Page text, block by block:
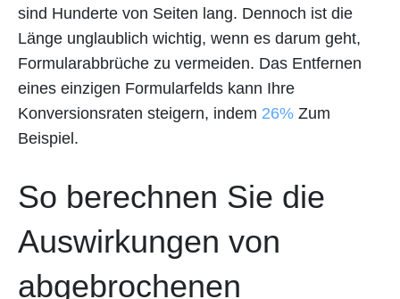
sind Hunderte von Seiten lang. Dennoch ist die
Länge unglaublich wichtig, wenn es darum geht,
Formularabbrüche zu vermeiden. Das Entfernen
eines einzigen Formularfelds kann Ihre
Konversionsraten steigern, indem 26% Zum
Beispiel.
So berechnen Sie die
Auswirkungen von
abgebrochenen